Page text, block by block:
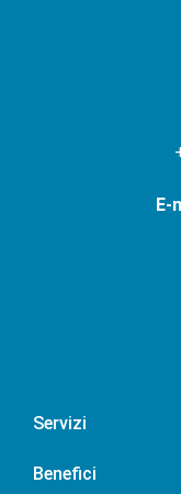
E-
Servizi
Benefici